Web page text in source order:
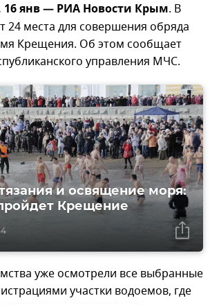
янв — РИА Новости Крым. В
24 места для совершения обряда
Крещения. Об этом сообщает
управления МЧС.
и освящение моря:
Крещение
уже осмотрели все выбранные
участки водоемов, где